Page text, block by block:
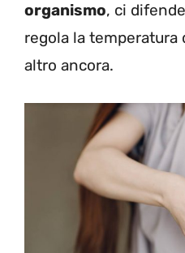
organismo, ci
regola la temperatura
altro ancora.